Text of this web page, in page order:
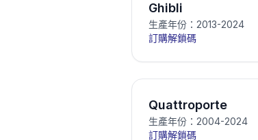
Ghibli
生產年份：2013-2024
訂購解鎖碼
Quattroporte
生產年份：2004-2024
訂購解鎖碼